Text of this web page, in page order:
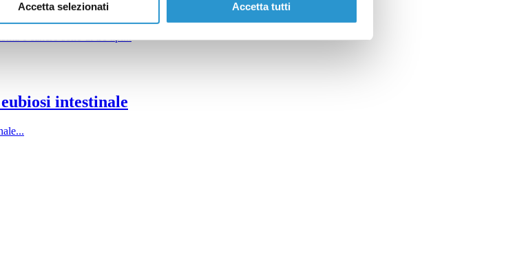
Accetta selezionati Accetta tutti
e cancro sono di tre tipi...
intestinale